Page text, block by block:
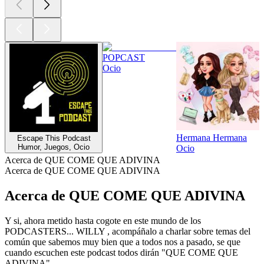
Escape This Podcast
Humor, Juegos, Ocio
POPCAST
Ocio
Hermana Hermana
Ocio
Acerca de QUE COME QUE ADIVINA
Acerca de QUE COME QUE ADIVINA
Acerca de QUE COME QUE ADIVINA
Y si, ahora metido hasta cogote en este mundo de los
PODCASTERS... WILLY , acompáñalo a charlar sobre temas del
común que sabemos muy bien que a todos nos a pasado, se que
cuando escuchen este podcast todos dirán "QUE COME QUE